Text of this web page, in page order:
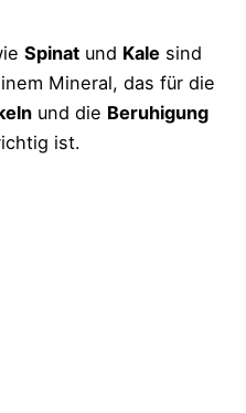
Spinat und Kale sind
Mineral, das für die
und die Beruhigung
ist.